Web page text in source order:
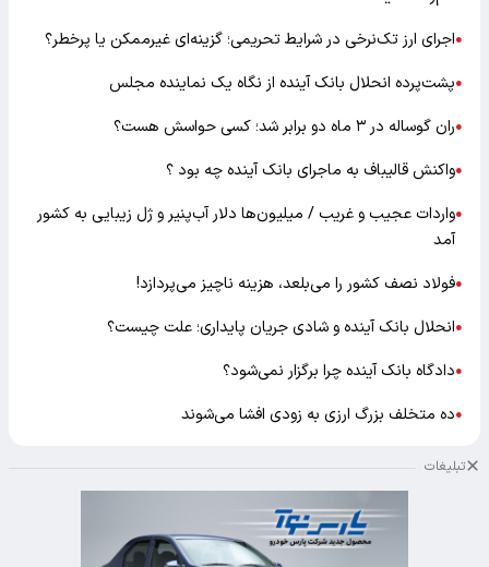
●اجرای ارز تک‌نرخی در شرایط تحریمی؛ گزینه‌ای غیرممکن یا پرخطر؟
●پشت‌پرده انحلال بانک آینده از نگاه یک نماینده مجلس
●ران گوساله در ۳ ماه دو برابر شد؛ کسی حواسش هست؟
●واکنش قالیباف به ماجرای بانک آینده چه بود ؟
●واردات عجیب و غریب / میلیون‌ها دلار آب‌پنیر و ژل زیبایی به کشور
آمد
●فولاد نصف کشور را می‌بلعد، هزینه ناچیز می‌پردازد!
●انحلال بانک آینده و شادی جریان پایداری؛ علت چیست؟
●دادگاه بانک آینده چرا برگزار نمی‌شود؟
●ده متخلف بزرگ ارزی به زودی افشا می‌شوند
تبلیغات